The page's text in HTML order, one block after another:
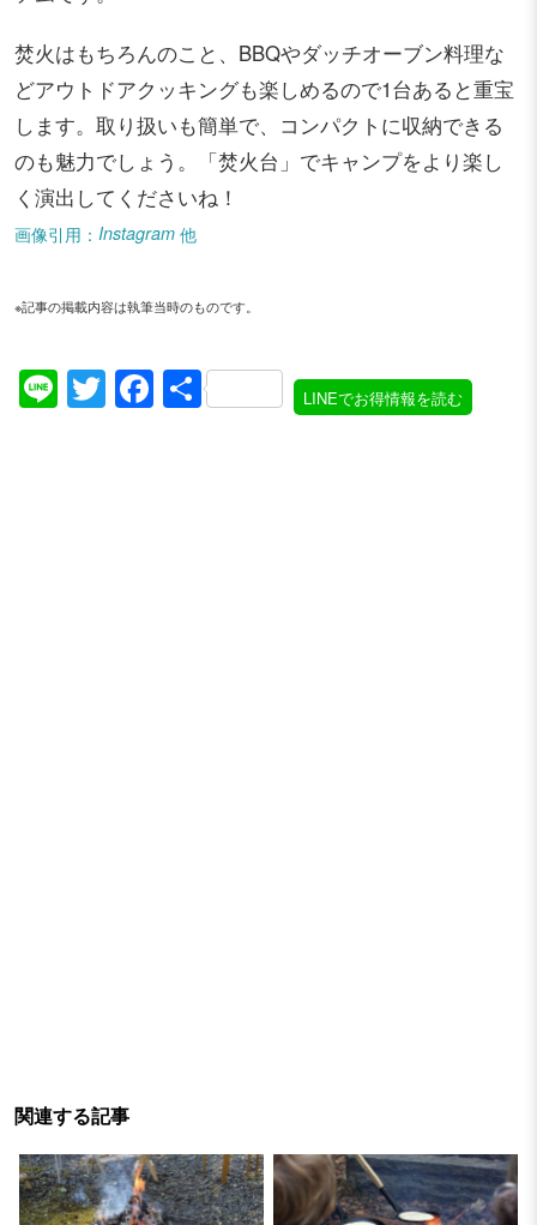
焚火はもちろんのこと、BBQやダッチオーブン料理な
どアウトドアクッキングも楽しめるので1台あると重宝
します。取り扱いも簡単で、コンパクトに収納できる
のも魅力でしょう。「焚火台」でキャンプをより楽し
く演出してくださいね！
画像引用： Instagram 他
※記事の掲載内容は執筆当時のものです。
LineTwitter
Facebook
共
有
LINEでお得情報を読む
関連する記事